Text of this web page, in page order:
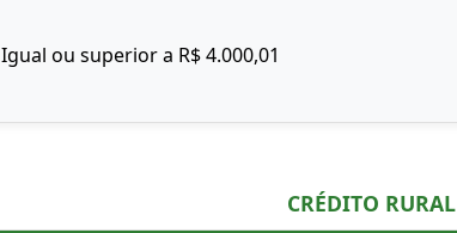
Igual ou superior a R$ 4.000,01
CRÉDITO RURAL